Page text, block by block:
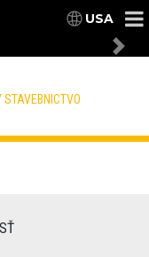
USA
STAVEBNICTVO